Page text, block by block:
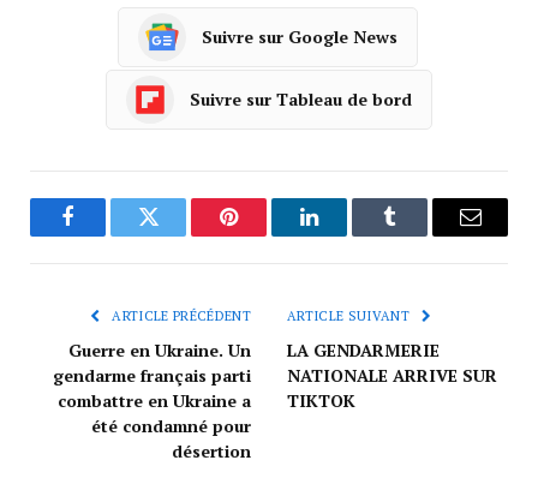
Suivre sur Google News
Suivre sur Tableau de bord
FacebookTwitter Pinterest LinkedInTumblr
ARTICLE PRÉCÉDENT
Guerre en Ukraine. Un
gendarme français parti
combattre en Ukraine a
été condamné pour
désertion
ARTICLE SUIVANT
LA GENDARMERIE
NATIONALE ARRIVE SUR
TIKTOK